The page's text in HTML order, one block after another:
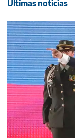
Últimas noticias